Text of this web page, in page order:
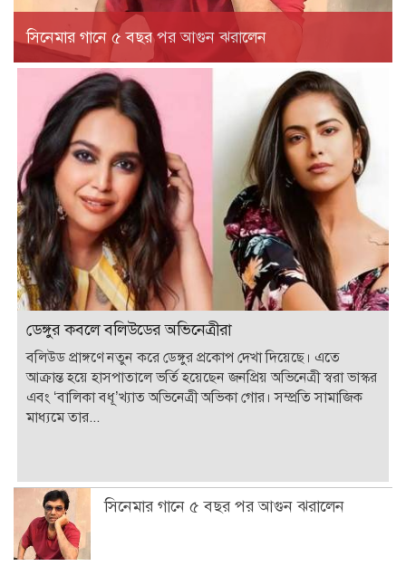
সিনেমার গানে ৫ বছর পর আগুন ঝরালেন
ডেঙ্গুর কবলে বলিউডের অভিনেত্রীরা
বলিউড প্রাঙ্গণে নতুন করে ডেঙ্গুর প্রকোপ দেখা দিয়েছে। এতে
আক্রান্ত হয়ে হাসপাতালে ভর্তি হয়েছেন জনপ্রিয় অভিনেত্রী স্বরা ভাস্কর
এবং ‘বালিকা বধূ’খ্যাত অভিনেত্রী অভিকা গোর। সম্প্রতি সামাজিক
মাধ্যমে তার...
সিনেমার গানে ৫ বছর পর আগুন ঝরালেন